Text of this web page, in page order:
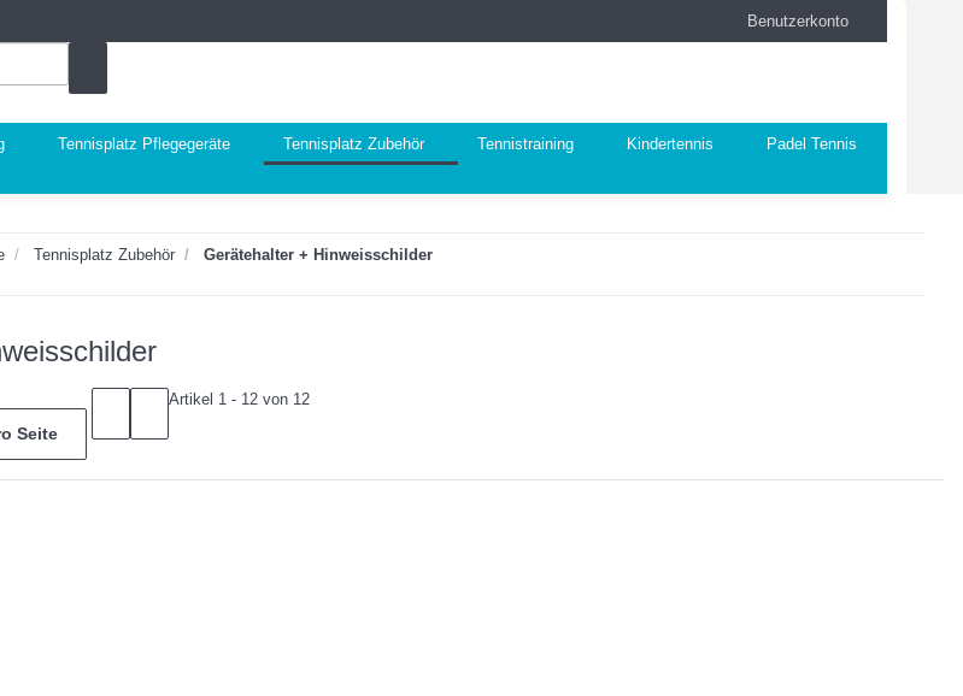
Benutzerkonto
Tennisplatz Pflegegeräte Tennisplatz Zubehör Tennistraining Kindertennis Padel Tennis
Tennisplatz Zubehör Gerätehalter + Hinweisschilder
Seite
Artikel 1 - 12 von 12